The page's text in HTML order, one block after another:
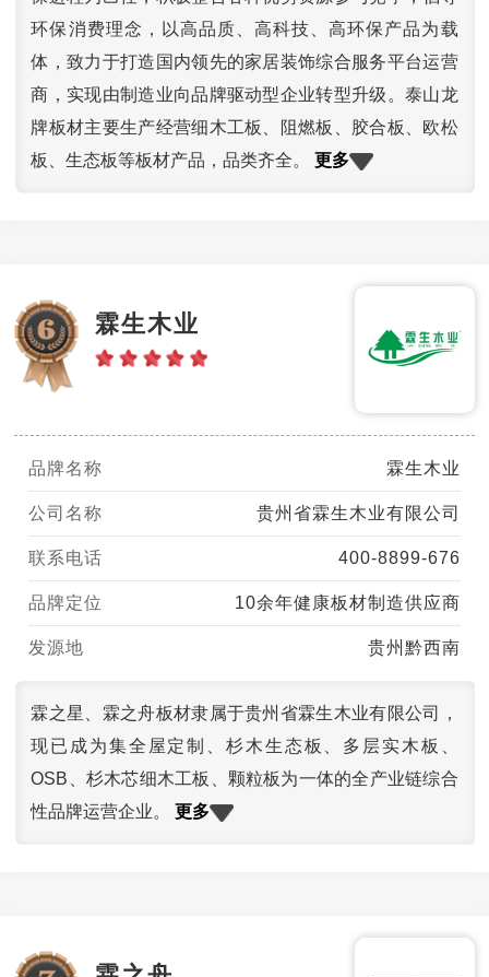
环保消费理念，以高品质、高科技、高环保产品为载
体，致力于打造国内领先的家居装饰综合服务平台运营
商，实现由制造业向品牌驱动型企业转型升级。泰山龙
牌板材主要生产经营细木工板、阻燃板、胶合板、欧松
板、生态板等板材产品，品类齐全。更多
霖生木业
品牌名称 霖生木业
公司名称 贵州省霖生木业有限公司
联系电话 400-8899-676
品牌定位 10余年健康板材制造供应商
发源地 贵州黔西南
霖之星、霖之舟板材隶属于贵州省霖生木业有限公司，
现已成为集全屋定制、杉木生态板、多层实木板、
OSB、杉木芯细木工板、颗粒板为一体的全产业链综合
性品牌运营企业。更多